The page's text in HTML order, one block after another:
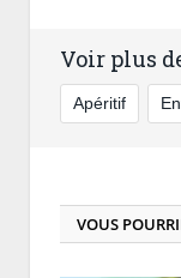
Voir plus
Apéritif
VOUS